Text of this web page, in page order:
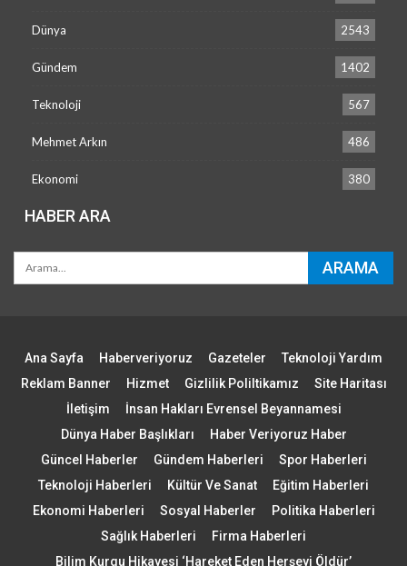
Dünya 2543
Gündem 1402
Teknoloji 567
Mehmet Arkın 486
Ekonomi 380
HABER ARA
Ana Sayfa Haberveriyoruz Gazeteler
Teknoloji Yardım
Reklam Banner
Hizmet Gizlilik Poliltikamız
Site Haritası
İletişim
İnsan Hakları Evrensel Beyannamesi
Dünya Haber Başlıkları
Haber Veriyoruz Haber
Güncel Haberler
Gündem Haberleri
Spor Haberleri
Teknoloji Haberleri
Kültür Ve Sanat
Eğitim Haberleri
Ekonomi Haberleri
Sosyal Haberler
Politika Haberleri
Sağlık Haberleri
Firma Haberleri
Bilim Kurgu Hikayesi ‘Hareket Eden Herşeyi Öldür’